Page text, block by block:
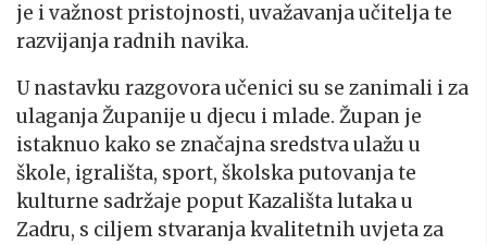
je i važnost pristojnosti, uvažavanja učitelja te
razvijanja radnih navika.
U nastavku razgovora učenici su se zanimali i za
ulaganja Županije u djecu i mlade. Župan je
istaknuo kako se značajna sredstva ulažu u
škole, igrališta, sport, školska putovanja te
kulturne sadržaje poput Kazališta lutaka u
Zadru, s ciljem stvaranja kvalitetnih uvjeta za